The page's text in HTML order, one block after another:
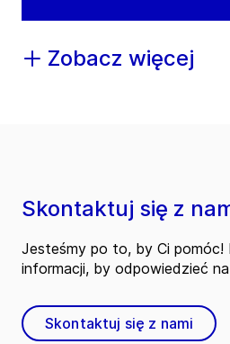
United Kingdom
Zobacz więcej
Skontaktuj się z
Jesteśmy po to, by Ci pomóc!
informacji, by odpowiedzieć
Skontaktuj się z nami